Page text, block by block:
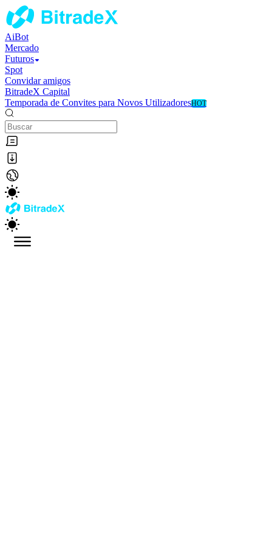
AiBot
Mercado
Futuros
Spot
Convidar amigos
BitradeX Capital
Temporada de Convites para Novos UtilizadoresHOT